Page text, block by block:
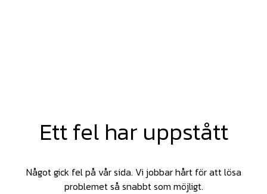
Ett fel har uppstått
Något gick fel på vår sida. Vi jobbar hårt för att lösa
problemet så snabbt som möjligt.